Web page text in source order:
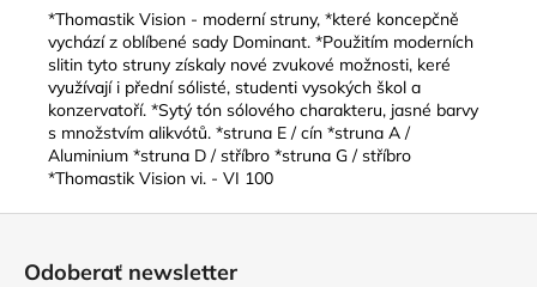
*Thomastik Vision - moderní struny, *které koncepčně
vychází z oblíbené sady Dominant. *Použitím moderních
slitin tyto struny získaly nové zvukové možnosti, keré
využívají i přední sólisté, studenti vysokých škol a
konzervatoří. *Sytý tón sólového charakteru, jasné barvy
s množstvím alikvótů. *struna E / cín *struna A /
Aluminium *struna D / stříbro *struna G / stříbro
*Thomastik Vision vi. - VI 100
EINAUDI:
THE
FLUTE
COLLECTION
AUDIO
ONLINE
PŘÍČNÁ
A
34,60
Odoberať newsletter